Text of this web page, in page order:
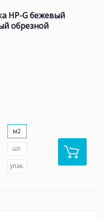
HP-G бежевый
обрезной
м2
шт.
упак.